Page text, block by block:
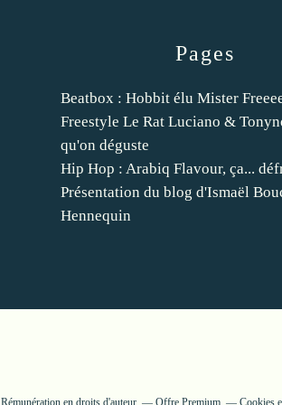
Pages
Beatbox : Hobbit élu Mister
Freestyle Le Rat Luciano &
qu'on déguste
Hip Hop : Arabiq Flavour, ça...
Présentation du blog d'Ismaël
Hennequin
Rémunération en droits d'auteur Offre Premium
Cookies